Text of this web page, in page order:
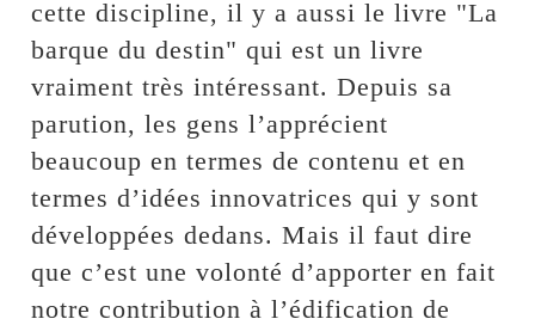
cette discipline, il y a aussi le livre "La
barque du destin" qui est un livre
vraiment très intéressant. Depuis sa
parution, les gens l’apprécient
beaucoup en termes de contenu et en
termes d’idées innovatrices qui y sont
développées dedans. Mais il faut dire
que c’est une volonté d’apporter en fait
notre contribution à l’édification de